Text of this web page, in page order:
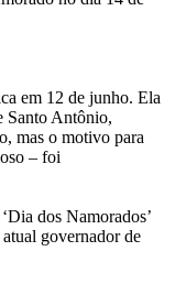
em 12 de junho. Ela
Santo Antônio,
mas o motivo para
– foi
dos Namorados’
governador de